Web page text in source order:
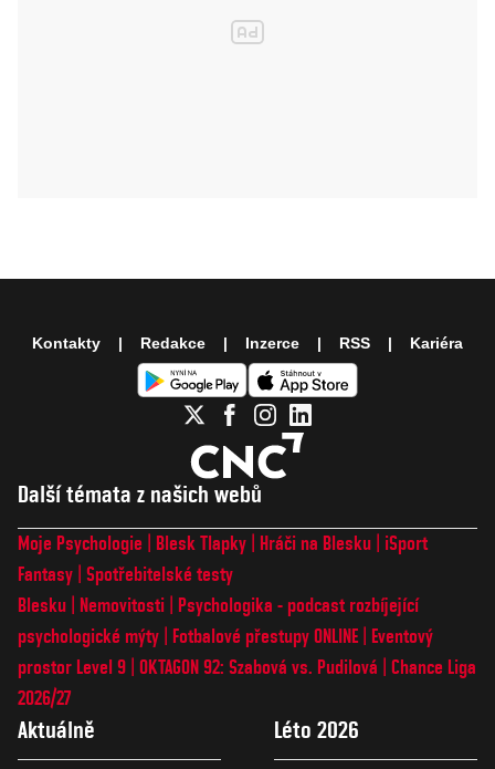
Další témata z našich webů
Moje Psychologie Blesk Tlapky Hráči na Blesku
iSport
Fantasy Spotřebitelské testy
Blesku
Nemovitosti
Psychologika - podcast rozbíjející
psychologické mýty
Fotbalové přestupy ONLINE
Eventový
prostor Level 9 OKTAGON 92: Szabová vs. Pudilová
Chance Liga
2026/27
Aktuálně Léto 2026
Kontakty Redakce Inzerce RSS Kariéra